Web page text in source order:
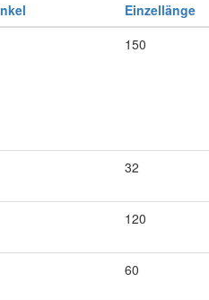
Einzellänge
150
32
120
60